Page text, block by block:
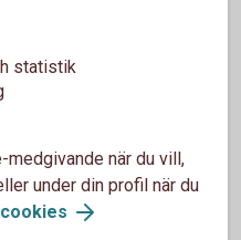
härlig ledighet över
statistik
när du vill,
under din profil när du